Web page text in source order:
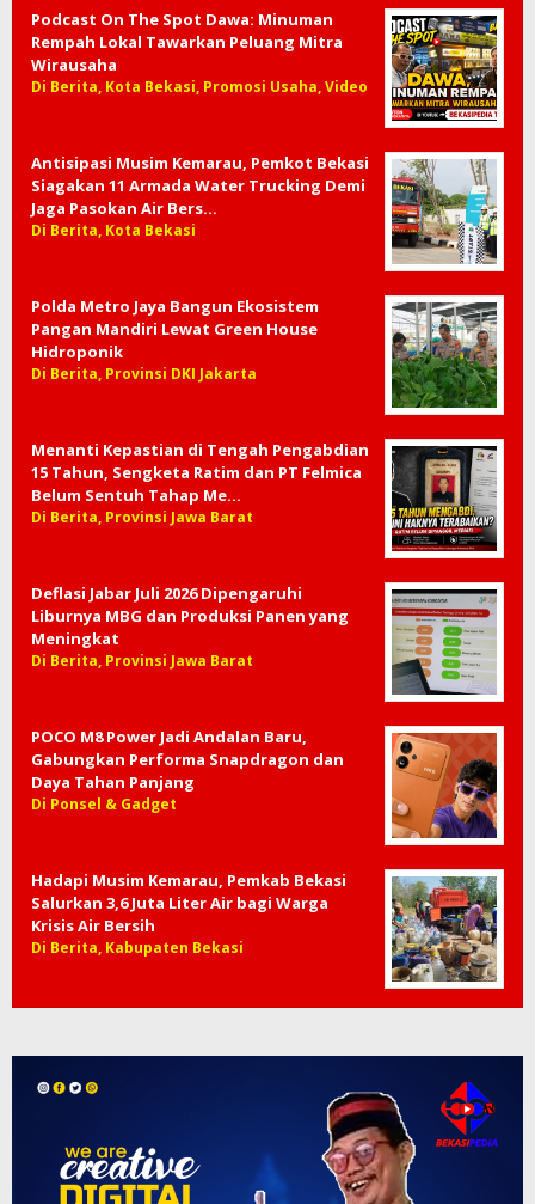
Podcast On The Spot Dawa: Minuman
Rempah Lokal Tawarkan Peluang Mitra
Wirausaha
Di Berita, Kota Bekasi, Promosi Usaha, Video
Antisipasi Musim Kemarau, Pemkot Bekasi
Siagakan 11 Armada Water Trucking Demi
Jaga Pasokan Air Bers…
Di Berita, Kota Bekasi
Polda Metro Jaya Bangun Ekosistem
Pangan Mandiri Lewat Green House
Hidroponik
Di Berita, Provinsi DKI Jakarta
Menanti Kepastian di Tengah Pengabdian
15 Tahun, Sengketa Ratim dan PT Felmica
Belum Sentuh Tahap Me…
Di Berita, Provinsi Jawa Barat
Deflasi Jabar Juli 2026 Dipengaruhi
Liburnya MBG dan Produksi Panen yang
Meningkat
Di Berita, Provinsi Jawa Barat
POCO M8 Power Jadi Andalan Baru,
Gabungkan Performa Snapdragon dan
Daya Tahan Panjang
Di Ponsel & Gadget
Hadapi Musim Kemarau, Pemkab Bekasi
Salurkan 3,6 Juta Liter Air bagi Warga
Krisis Air Bersih
Di Berita, Kabupaten Bekasi